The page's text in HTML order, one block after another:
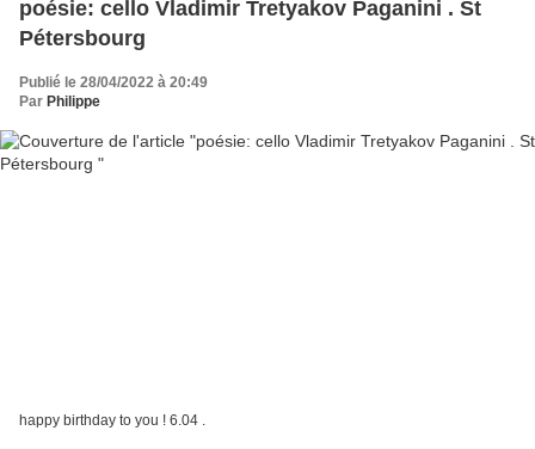
poésie: cello Vladimir Tretyakov Paganini . St
Pétersbourg
Publié le 28/04/2022 à 20:49
Par Philippe
happy birthday to you ! 6.04 .